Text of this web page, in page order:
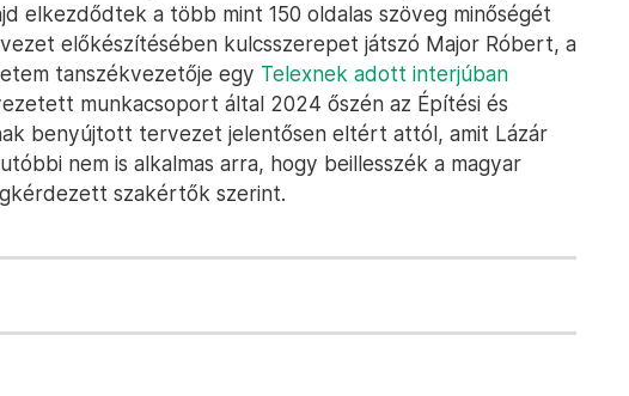
elkezdődtek a több mint 150 oldalas szöveg minőségét
előkészítésében kulcsszerepet játszó Major Róbert, a
tanszékvezetője egy Telexnek adott interjúban
munkacsoport által 2024 őszén az Építési és
benyújtott tervezet jelentősen eltért attól, amit Lázár
nem is alkalmas arra, hogy beillesszék a magyar
szakértők szerint.